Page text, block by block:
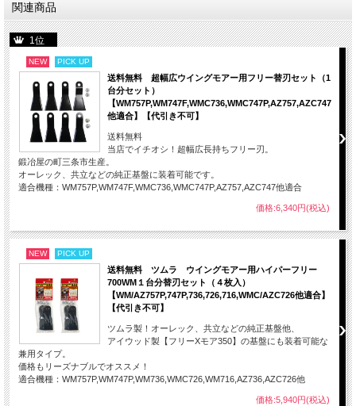
関連商品
1位
NEW PICK UP
送料無料 超幅広ウイングモアー用フリー替刃セット（1
台分セット）
【WM757P,WM747F,WMC736,WMC747P,AZ757,AZC747
他適合】【代引き不可】
送料無料
当店でイチオシ！超幅広長持ちフリー刃。
鍛冶屋の町三条市生産。
オーレック、共立などの純正基盤に装着可能です。
適合機種：WM757P,WM747F,WMC736,WMC747P,AZ757,AZC747他適合
価格:6,340円(税込)
NEW PICK UP
送料無料 ツムラ ウイングモアー用ハイパーフリー
700WM１台分替刃セット（４枚入）
【WM/AZ757P,747P,736,726,716,WMC/AZC726他適合】
【代引き不可】
ツムラ製！オーレック、共立などの純正基盤他、
アイウッド製【フリーXモア350】の基盤にも装着可能な
兼用タイプ。
価格もリーズナブルでオススメ！
適合機種：WM757P,WM747P,WM736,WMC726,WM716,AZ736,AZC726他
価格:5,940円(税込)